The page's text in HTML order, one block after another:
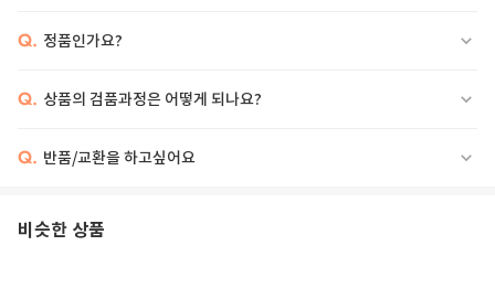
Q. 정품인가요?
Q. 상품의 검품과정은 어떻게 되나요?
Q. 반품/교환을 하고싶어요
비슷한 상품